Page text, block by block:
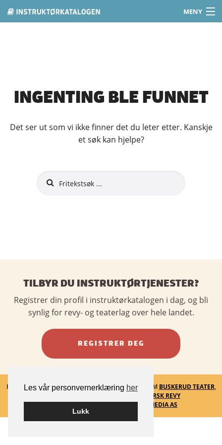
Les vår personvernerklæring her
Lukk
MENY
Om oss
Logg inn
INGENTING BLE FUNNET
Det ser ut som vi ikke finner det du leter etter. Kanskje
et søk kan hjelpe?
TILBYR DU INSTRUKTØRTJENESTER?
Registrer din profil i instruktørkatalogen i dag, og bli
synlig for revy- og teaterlag over hele landet.
REGISTRER DEG
INSTRUKTØRKATALOGEN - ET SAMARBEID MELLOM BUSKERUD TEATER,
NORSK REVY
BYGGET PÅWORDPRESSAVSMART MEDIA AS